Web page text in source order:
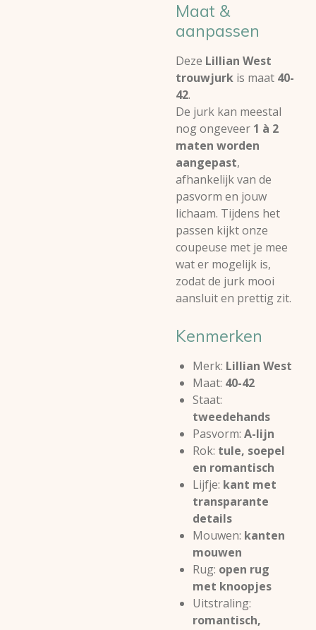
Maat &
aanpassen
Deze Lillian West
trouwjurk is maat 40-
42.
De jurk kan meestal
nog ongeveer 1 à 2
maten worden
aangepast,
afhankelijk van de
pasvorm en jouw
lichaam. Tijdens het
passen kijkt onze
coupeuse met je mee
wat er mogelijk is,
zodat de jurk mooi
aansluit en prettig zit.
Kenmerken
Merk: Lillian West
Maat: 40-42
Staat:
tweedehands
Pasvorm: A-lijn
Rok: tule, soepel
en romantisch
Lijfje: kant met
transparante
details
Mouwen: kanten
mouwen
Rug: open rug
met knoopjes
Uitstraling:
romantisch,